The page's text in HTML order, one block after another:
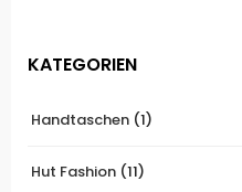
KATEGORIEN
Handtaschen (1)
Hut Fashion (11)